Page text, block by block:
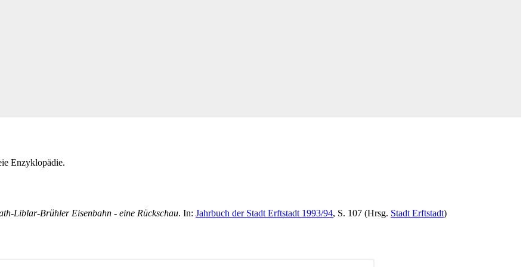
Enzyklopädie.
Liblar-Brühler Eisenbahn - eine Rückschau. In: Jahrbuch der Stadt Erftstadt 1993/94, S. 107 (Hrsg. Stadt Erftstadt)